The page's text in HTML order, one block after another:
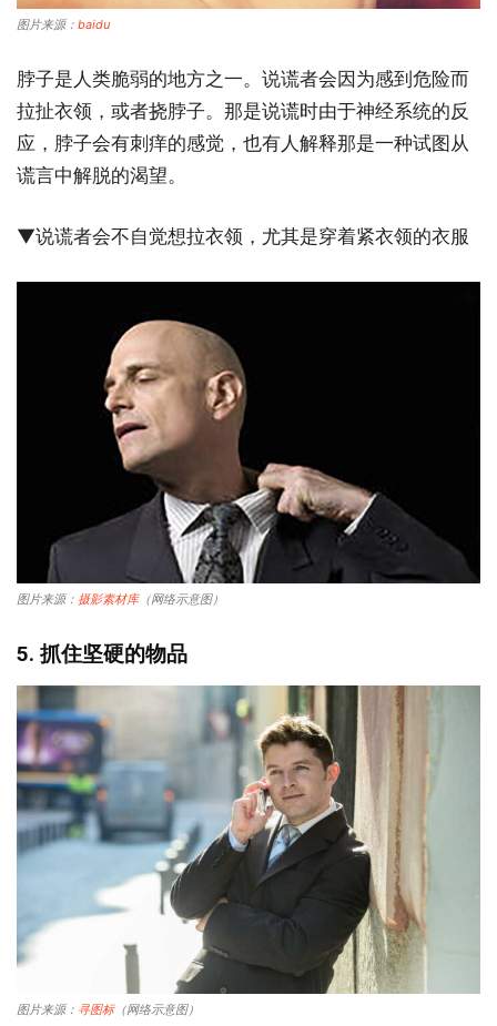
图片来源： baidu
脖子是人类脆弱的地方之一。说谎者会因为感到危险而
拉扯衣领，或者挠脖子。那是说谎时由于神经系统的反
应，脖子会有刺痒的感觉，也有人解释那是一种试图从
谎言中解脱的渴望。
▼说谎者会不自觉想拉衣领，尤其是穿着紧衣领的衣服
图片来源： 摄影素材库（网络示意图）
5. 抓住坚硬的物品
图片来源： 寻图标（网络示意图）